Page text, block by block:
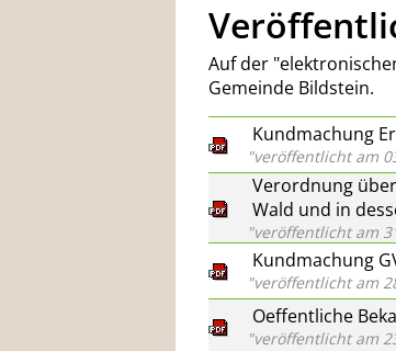
Auf der
Gemeinde Bildstein.
Kundmachung
"veröffentlicht am
Verordnung
Wald und in
"veröffentlicht am
Kundmachung
"veröffentlicht am
Oeffentliche
"veröffentlicht am